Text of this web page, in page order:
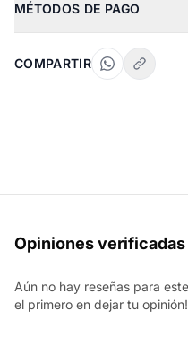
MÉTODOS DE PAGO
COMPARTIR
Opiniones verificadas
Aún no hay reseñas para
el primero en dejar tu opinión!